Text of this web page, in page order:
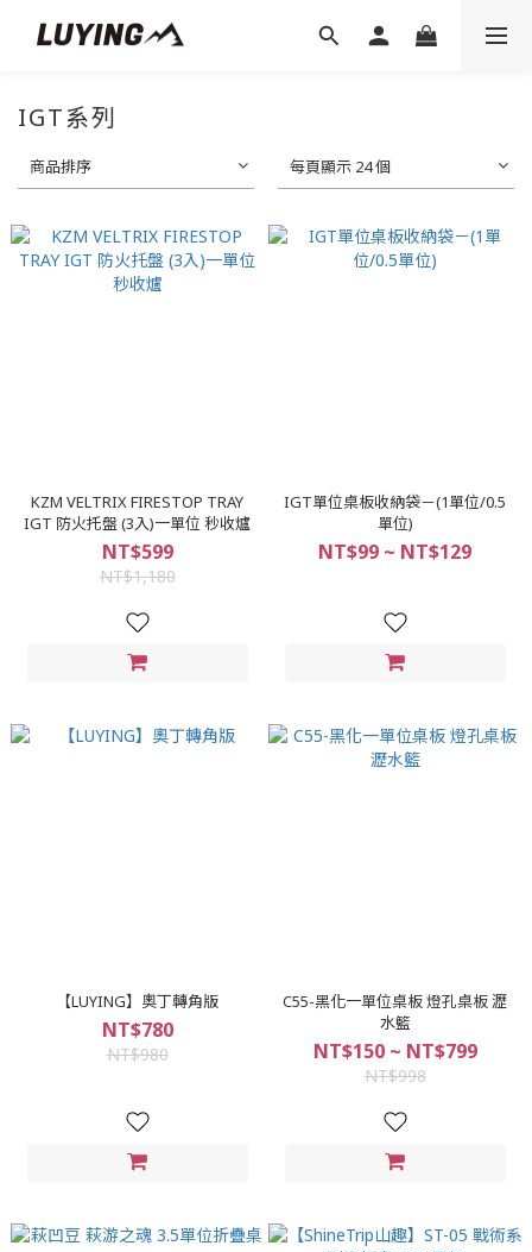
IGT系列
商品排序 每頁顯示 24 個
KZM VELTRIX FIRESTOP TRAY
IGT 防火托盤 (3入)一單位 秒收爐
NT$599
NT$1,180
IGT單位桌板收納袋－(1單位/0.5
單位)
NT$99 ~ NT$129
【LUYING】奧丁轉角版
NT$780
NT$980
C55-黑化一單位桌板 燈孔桌板 瀝
水籃
NT$150 ~ NT$799
NT$998